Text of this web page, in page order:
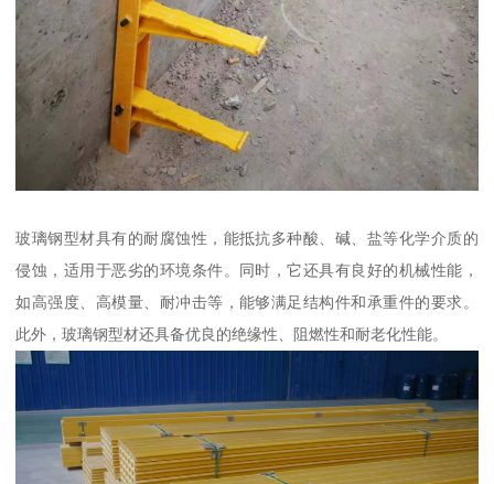
玻璃钢型材具有的耐腐蚀性，能抵抗多种酸、碱、盐等化学介质的
侵蚀，适用于恶劣的环境条件。同时，它还具有良好的机械性能，
如高强度、高模量、耐冲击等，能够满足结构件和承重件的要求。
此外，玻璃钢型材还具备优良的绝缘性、阻燃性和耐老化性能。